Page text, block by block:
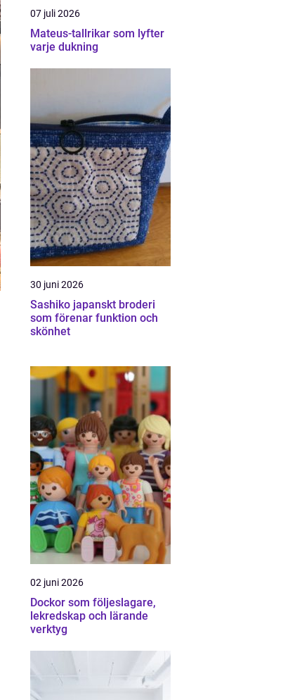
07 juli 2026
Mateus-tallrikar som lyfter
varje dukning
30 juni 2026
Sashiko japanskt broderi
som förenar funktion och
skönhet
02 juni 2026
Dockor som följeslagare,
lekredskap och lärande
verktyg